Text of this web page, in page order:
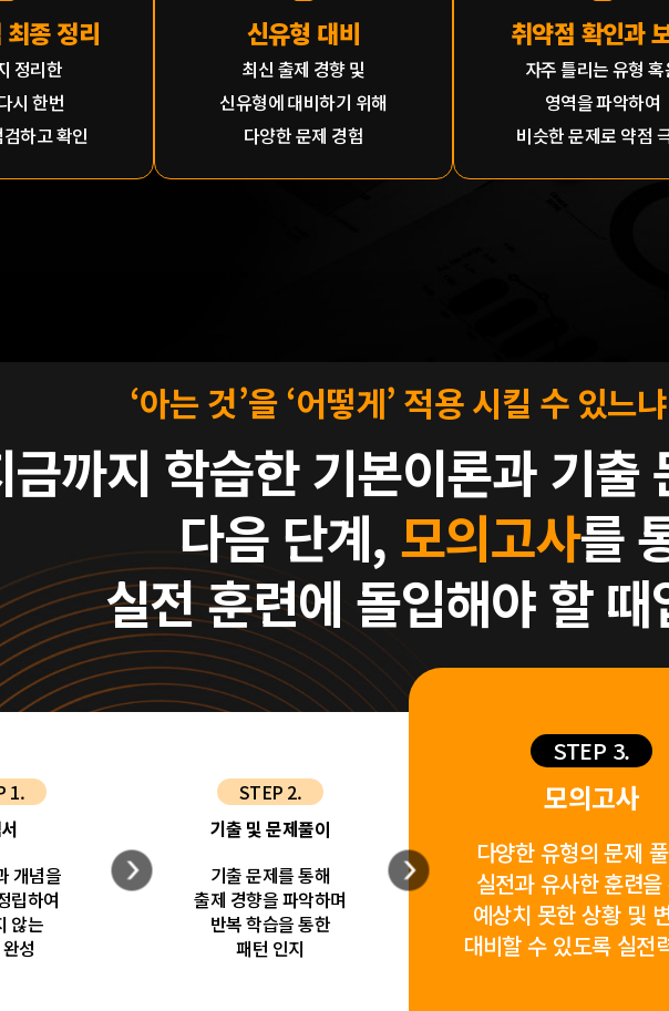
종 정리
정리한
시 한번
하고 확인
신유형 대비
최신 출제 경향 및
신유형에 대비하기 위해
다양한 문제 경험
취약점 확인과
자주 틀리는 유형
영역을 파악하여
비슷한 문제로 약점
‘아는 것’을 ‘어떻게’ 적용 시킬 수 있느
금까지 학습한 기본이론과기출
다음 단계, 모의고사를
실전 훈련에 돌입해야 할
1.
개념을
립하여
않는
성
STEP 2.
기출 및 문제풀이
기출 문제를 통해
출제 경향을 파악하며
반복 학습을 통한
패턴 인지
모의고사
다양한 유형의 문제
실전과 유사한 훈련을
예상치 못한 상황 및
대비할 수 있도록 실전